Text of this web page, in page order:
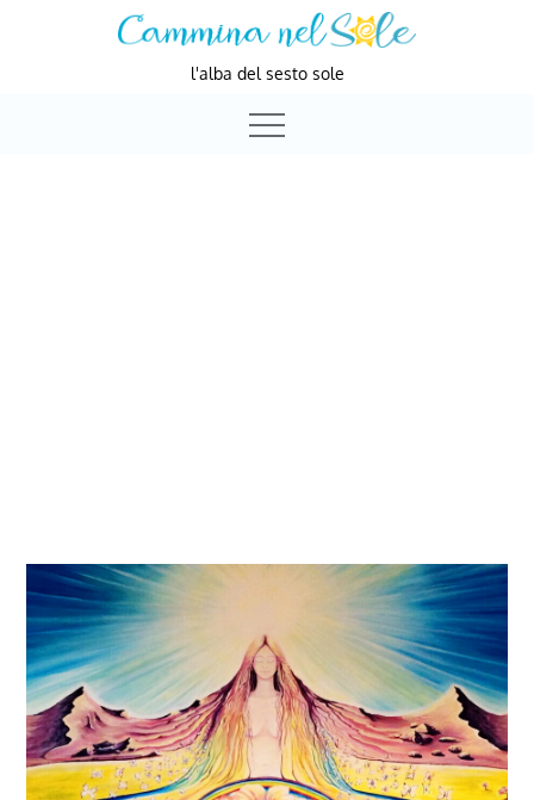
l'alba del sesto sole